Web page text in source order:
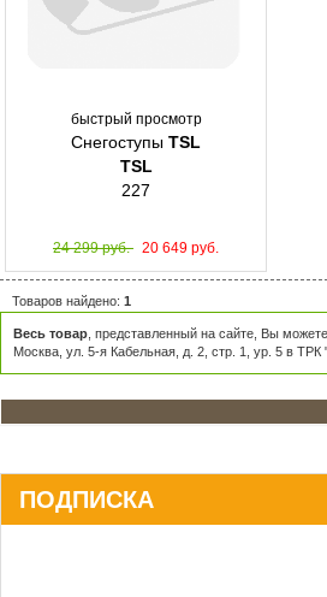
быстрый просмотр
Снегоступы TSL
TSL
227
24 299 руб. 20 649 руб.
Товаров найдено: 1
Весь товар , представленный на сайте, Вы
Москва, ул. 5-я Кабельная, д. 2, стр. 1, ур. 5 в
ПОДПИСКА